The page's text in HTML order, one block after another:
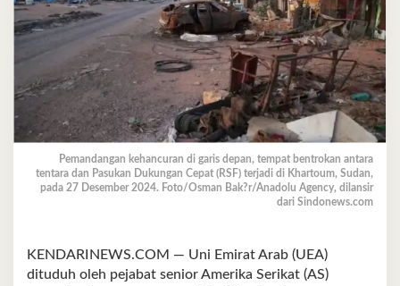
Pemandangan kehancuran di garis depan, tempat bentrokan antara
tentara dan Pasukan Dukungan Cepat (RSF) terjadi di Khartoum, Sudan,
pada 27 Desember 2024. Foto/Osman Bak?r/Anadolu Agency, dilansir
dari Sindonews.com
KENDARINEWS.COM — Uni Emirat Arab (UEA)
dituduh oleh pejabat senior Amerika Serikat (AS)